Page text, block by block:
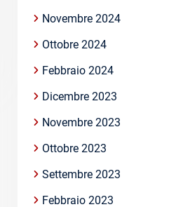
Novembre 2024
Ottobre 2024
Febbraio 2024
Dicembre 2023
Novembre 2023
Ottobre 2023
Settembre 2023
Febbraio 2023